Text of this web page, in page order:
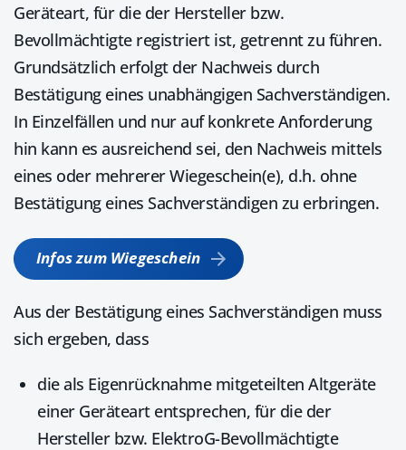
Geräteart, für die der Hersteller bzw.
Bevollmächtigte registriert ist, getrennt zu führen.
Grundsätzlich erfolgt der Nachweis durch
Bestätigung eines unabhängigen Sachverständigen.
In Einzelfällen und nur auf konkrete Anforderung
hin kann es ausreichend sei, den Nachweis mittels
eines oder mehrerer Wiegeschein(e), d.h. ohne
Bestätigung eines Sachverständigen zu erbringen.
Infos zum Wiegeschein
Aus der Bestätigung eines Sachverständigen muss
sich ergeben, dass
die als Eigenrücknahme mitgeteilten Altgeräte
einer Geräteart entsprechen, für die der
Hersteller bzw. ElektroG-Bevollmächtigte